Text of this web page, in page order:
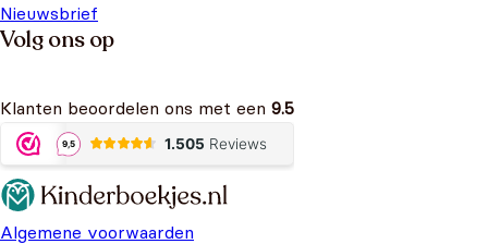
Nieuwsbrief
Volg ons op
Klanten beoordelen ons met een 9.5
Algemene voorwaarden